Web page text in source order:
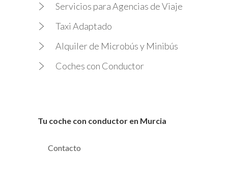
Servicios para Agencias de Viaje
Taxi Adaptado
Alquiler de Microbús y Minibús
Coches con Conductor
Tu coche con conductor en Murcia
Contacto